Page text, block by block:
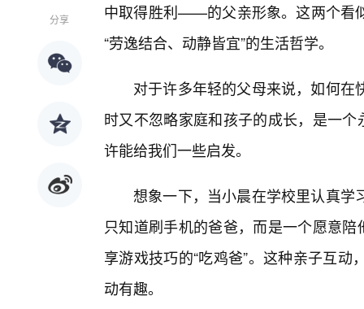
分享
中取得胜利——的父亲形象。这两个看
“劳逸结合、动静皆宜”的生活哲学。
对于许多年轻的父母来说，如何
时又不忽略家庭和孩子的成长，是一
许能给我们一些启发。
想象一下，当小晨在学校里认真学
只知道刷手机的爸爸，而是一个愿意
享游戏技巧的“吃鸡爸”。这种亲子互
动有趣。